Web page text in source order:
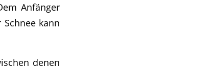
Anfänger
kann
denen